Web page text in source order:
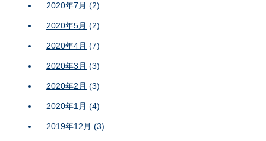
2020年7月 (2)
2020年5月 (2)
2020年4月 (7)
2020年3月 (3)
2020年2月 (3)
2020年1月 (4)
2019年12月 (3)